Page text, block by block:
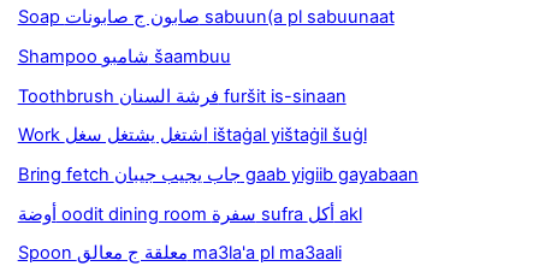
Soap صابون ج صابونات sabuun(a pl sabuunaat
Shampoo شامبو šaambuu
Toothbrush فرشة السنان furšit is-sinaan
Work اشتغل يشتغل سغل ištaġal yištaġil šuġl
Bring fetch جاب يجيب جيبان gaab yigiib gayabaan
أوضة oodit dining room سفرة sufra أكل akl
Spoon معلقة ج معالق ma3la'a pl ma3aali